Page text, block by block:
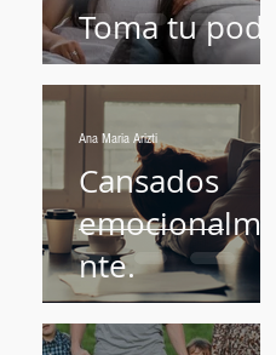
Toma tu poder
Cansados
emocionalme
nte.
Ana Maria Arizti